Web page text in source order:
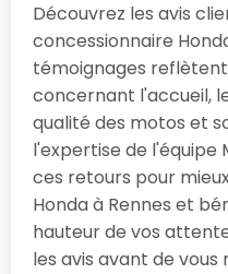
Découvrez les avis
concessionnaire
témoignages
concernant l'accueil,
qualité des motos et
l'expertise de l'équipe
ces retours pour
Honda à Rennes et
hauteur de vos
les avis avant de